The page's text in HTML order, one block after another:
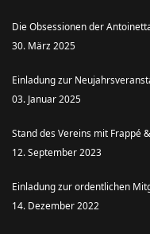
Die Obsessionen der
30. März 2025
Einladung zur
03. Januar 2025
Stand des Vereins mit Frappé
12. September 2023
Einladung zur ordentlichen
14. Dezember 2022